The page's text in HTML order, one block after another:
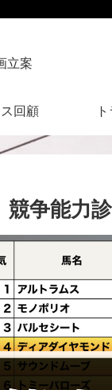
立案
回顧
争能力